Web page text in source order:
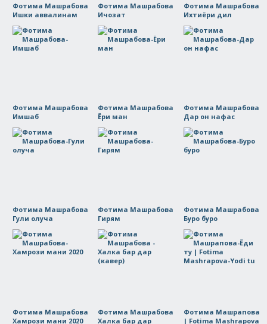
Фотима Машрабова
Ишки аввалинам
Фотима Машрабова
Ичозат
Фотима Машрабова
Ихтиёри дил
Фотима Машрабова
Имшаб
Фотима Машрабова
Ёри ман
Фотима Машрабова
Дар он нафас
Фотима Машрабова
Гули олуча
Фотима Машрабова
Гирям
Фотима Машрабова
Буро буро
Фотима Машрабова
Хамрози мани 2020
Фотима Машрабова
Халка бар дар
Фотима Машрапова
| Fotima Mashrapova